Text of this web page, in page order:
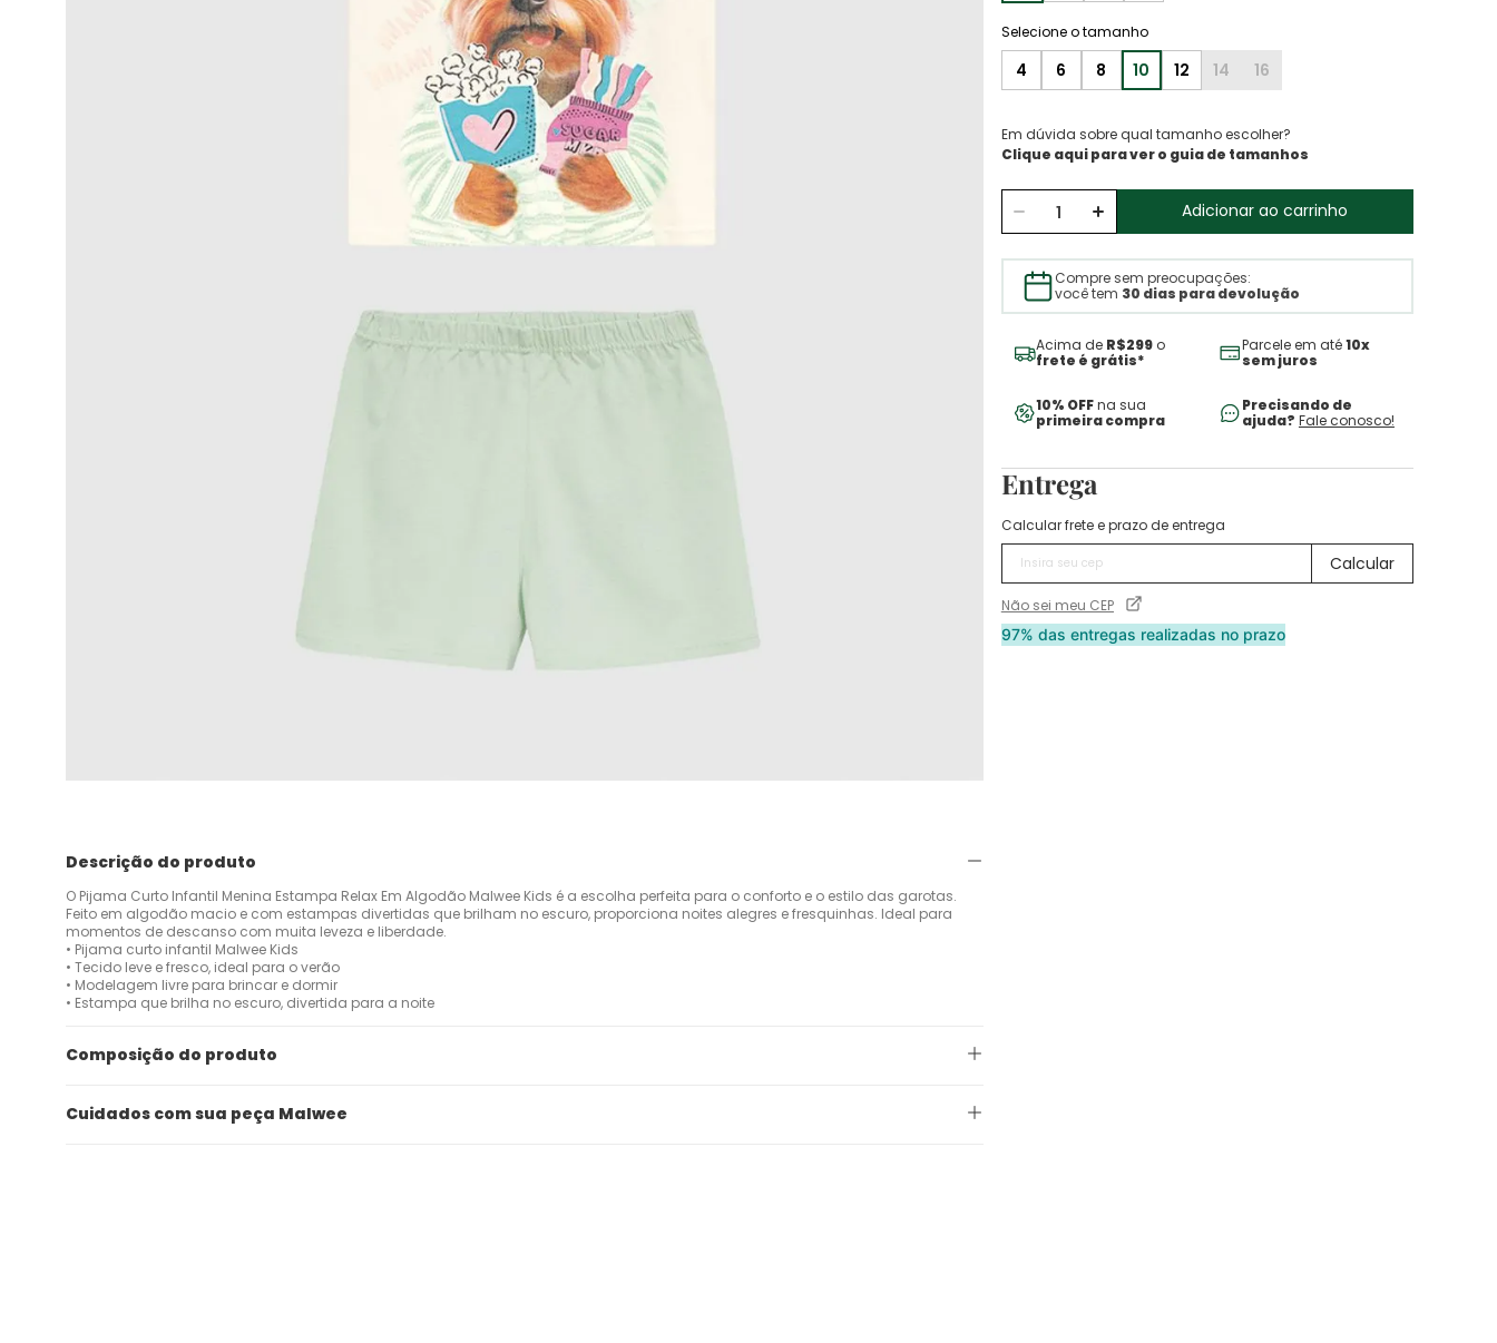
Descrição do produto
O Pijama Curto Infantil Menina Estampa Relax Em Algodão Malwee Kids é a escolha perfeita para o conforto e o estilo das garotas.
Feito em algodão macio e com estampas divertidas que brilham no escuro, proporciona noites alegres e fresquinhas. Ideal para
momentos de descanso com muita leveza e liberdade.
• Pijama curto infantil Malwee Kids
• Tecido leve e fresco, ideal para o verão
• Modelagem livre para brincar e dormir
• Estampa que brilha no escuro, divertida para a noite
Composição do produto
Cuidados com sua peça Malwee
4 6 8 10 12 14 16
Em dúvida sobre qual tamanho escolher?
Clique aqui para ver o guia de tamanhos
Adicionar ao carrinho
Compre sem preocupações:
você tem 30 dias para devolução
Acima de R$299o
frete é grátis*
Parcele em até10x
sem juros
10% OFFna sua
primeira compra
Precisando de
ajuda? Fale conosco!
Entrega
Calcular frete e prazo de entrega
Não sei meu CEP
97% das entregas realizadas no prazo